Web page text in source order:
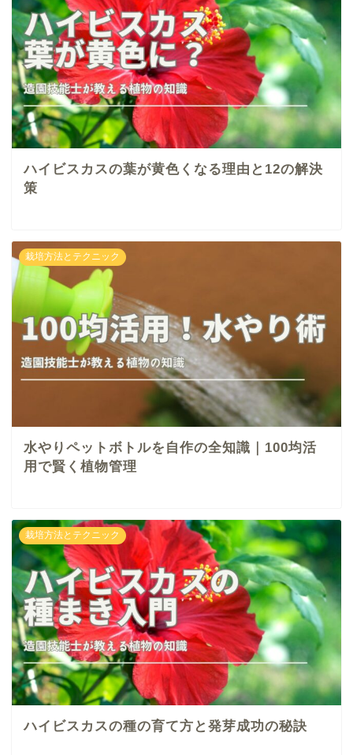
ハイビスカスの葉が黄色くなる理由と12の解決
策
栽培方法とテクニック
水やりペットボトルを自作の全知識｜100均活
用で賢く植物管理
栽培方法とテクニック
ハイビスカスの種の育て方と発芽成功の秘訣